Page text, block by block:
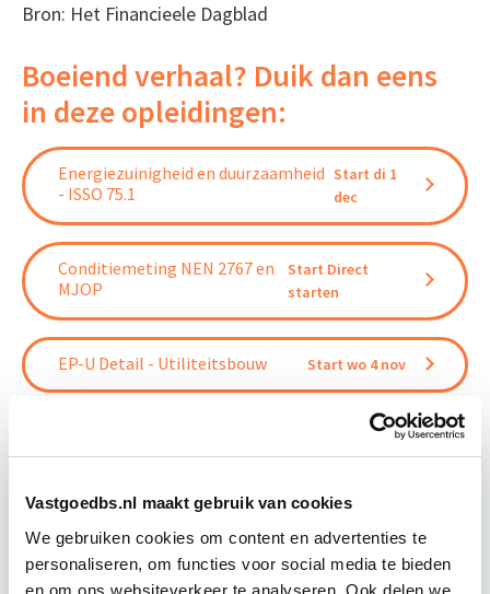
Vastgoedbs.nl maakt gebruik van cookies
We gebruiken cookies om content en advertenties te
personaliseren, om functies voor social media te bieden
en om ons websiteverkeer te analyseren. Ook delen we
Bron: Het Financieele Dagblad
Boeiend verhaal? Duik dan eens
in deze opleidingen:
Energiezuinigheid en duurzaamheid
- ISSO 75.1
Start di 1
dec
Conditiemeting NEN 2767 en
MJOP
Start Direct
starten
EP-U Detail - Utiliteitsbouw Start wo 4 nov
EP-U Basis voor EP-W adviseurs